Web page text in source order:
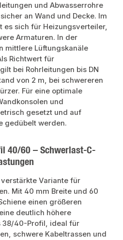
und Abwasserrohre
an Wand und Decke. Im
es sich für Heizungsverteiler,
Armaturen. In der
mittlere Lüftungskanäle
Richtwert für
bei Rohrleitungen bis DN
von 2 m, bei schwereren
Für eine optimale
und
gesetzt und auf
gedübelt werden.
40/60 – Schwerlast-C-
Variante für
Mit 40 mm Breite und 60
einen größeren
deutlich höhere
38/40-Profil, ideal für
schwere Kabeltrassen und